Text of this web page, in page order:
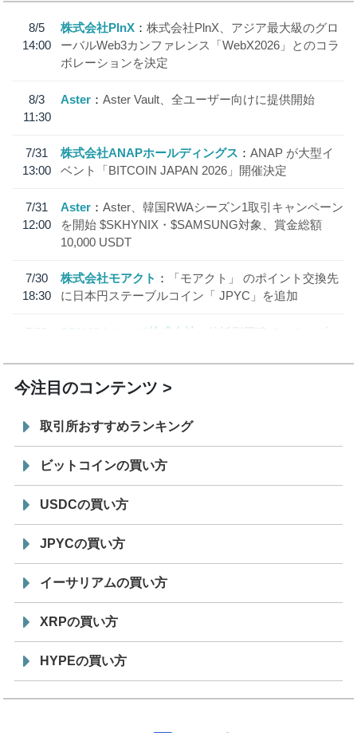
8/5
14:00
株式会社PlnX
株式会社PlnX、アジア最大級のグロ
ーバルWeb3カンファレンス「WebX2026」とのコラ
ボレーションを決定
8/3
11:30
Aster Aster Vault、全ユーザー向けに提供開始
7/31
13:00
株式会社ANAPホールディングス
ANAP が大型イ
ベント「BITCOIN JAPAN 2026」開催決定
7/31
12:00
Aster
Aster、韓国RWAシーズン1取引キャンペーン
を開始 $SKHYNIX・$SAMSUNG対象、賞金総額
10,000 USDT
7/30
18:30
株式会社モアクト
「モアクト」 のポイント交換先
に日本円ステーブルコイン「 JPYC」を追加
7/29
SBI VCトレード株式会社
信託型円建てステーブル
今注目のコンテンツ
取引所おすすめランキング
ビットコインの買い方
USDCの買い方
JPYCの買い方
イーサリアムの買い方
XRPの買い方
HYPEの買い方